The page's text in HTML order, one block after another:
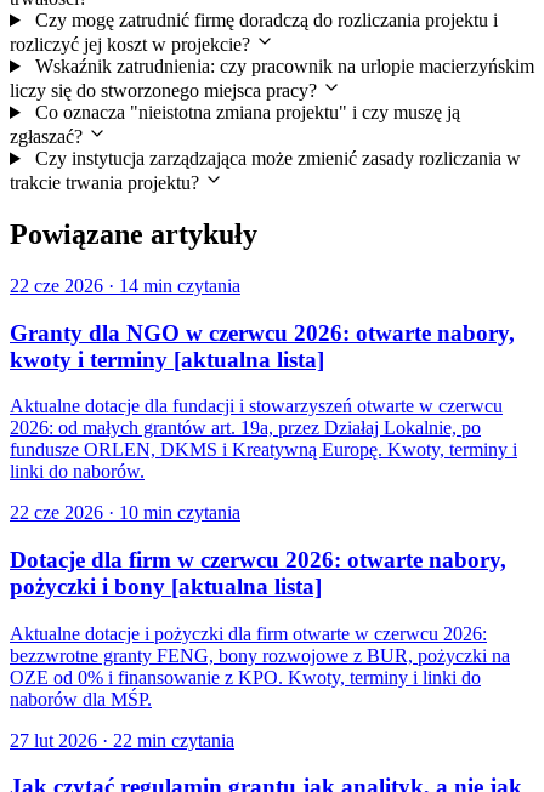
Czy mogę zatrudnić firmę doradczą do rozliczania projektu i
rozliczyć jej koszt w projekcie?
Wskaźnik zatrudnienia: czy pracownik na urlopie macierzyńskim
liczy się do stworzonego miejsca pracy?
Co oznacza "nieistotna zmiana projektu" i czy muszę ją
zgłaszać?
Czy instytucja zarządzająca może zmienić zasady rozliczania w
trakcie trwania projektu?
Powiązane artykuły
22 cze 2026 · 14 min czytania
Granty dla NGO w czerwcu 2026: otwarte nabory,
kwoty i terminy [aktualna lista]
Aktualne dotacje dla fundacji i stowarzyszeń otwarte w czerwcu
2026: od małych grantów art. 19a, przez Działaj Lokalnie, po
fundusze ORLEN, DKMS i Kreatywną Europę. Kwoty, terminy i
linki do naborów.
22 cze 2026 · 10 min czytania
Dotacje dla firm w czerwcu 2026: otwarte nabory,
pożyczki i bony [aktualna lista]
Aktualne dotacje i pożyczki dla firm otwarte w czerwcu 2026:
bezzwrotne granty FENG, bony rozwojowe z BUR, pożyczki na
OZE od 0% i finansowanie z KPO. Kwoty, terminy i linki do
naborów dla MŚP.
27 lut 2026 · 22 min czytania